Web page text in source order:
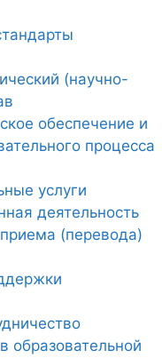
(научно-
обеспечение и
процесса
услуги
деятельность
(перевода)
образовательной